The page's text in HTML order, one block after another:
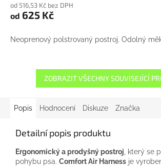
od 516,53 Kč bez DPH
od 625 Kč
Neoprenový polstrovaný postroj. Odolný
ZOBRAZIT VŠECHNY SOUVISEJÍCÍ
Popis Hodnocení Diskuze Značka
Detailní popis produktu
Ergonomický a prodyšný postroj , který se
pohybu psa. Comfort Air Harness je